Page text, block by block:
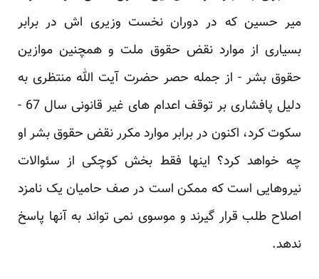
میر حسین که در دوران نخست ‏وزیری اش در برابر
بسیاری از موارد نقض حقوق ملت و همچنین موازین
حقوق بشر - از جمله حصر حضرت ‏آیت الله منتظری به
دلیل پافشاری بر توقف اعدام های غیر قانونی سال 67 -
سکوت کرد، اکنون در برابر ‏موارد مکرر نقض حقوق بشر او
چه خواهد کرد؟ اینها فقط بخش کوچکی از سئوالات
نیروهایی است که ممکن ‏است در صف حامیان یک نامزد
اصلاح طلب قرار گیرند و موسوی نمی تواند به آنها پاسخ
ندهد.‏